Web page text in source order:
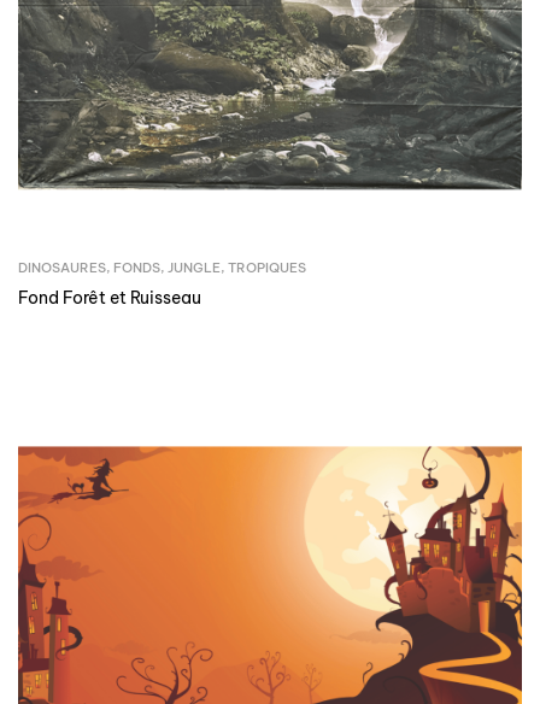
DINOSAURES, FONDS, JUNGLE, TROPIQUES
Fond Forêt et Ruisseau